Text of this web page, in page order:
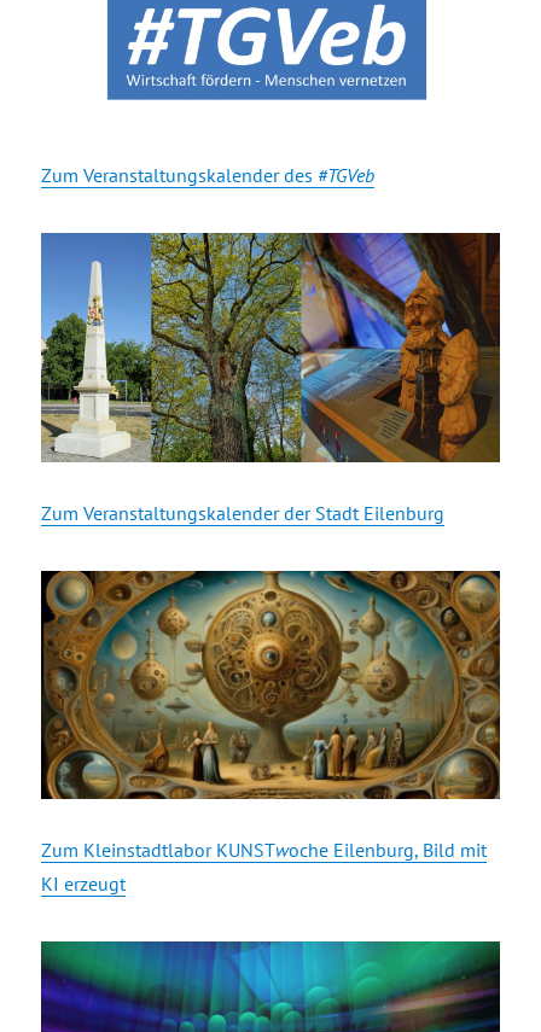
Zum Veranstaltungskalender des #TGVeb
Zum Veranstaltungskalender der Stadt Eilenburg
Zum Kleinstadtlabor KUNSTwoche Eilenburg, Bild mit
KI erzeugt